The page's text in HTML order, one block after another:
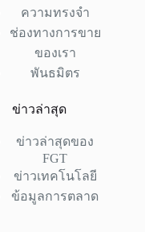
ความทรงจำ
ช่องทางการขาย
ของเรา
พันธมิตร
ข่าวล่าสุด
ข่าวล่าสุดของ
FGT
ข่าวเทคโนโลยี
ข้อมูลการตลาด